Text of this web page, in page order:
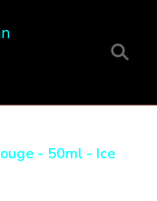
Clean
- 50ml - Ice